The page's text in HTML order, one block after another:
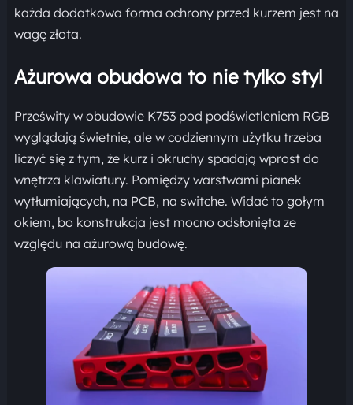
każda dodatkowa forma ochrony przed kurzem jest na
wagę złota.
Ażurowa obudowa to nie tylko styl
Prześwity w obudowie K753 pod podświetleniem RGB
wyglądają świetnie, ale w codziennym użytku trzeba
liczyć się z tym, że kurz i okruchy spadają wprost do
wnętrza klawiatury. Pomiędzy warstwami pianek
wytłumiających, na PCB, na switche. Widać to gołym
okiem, bo konstrukcja jest mocno odsłonięta ze
względu na ażurową budowę.